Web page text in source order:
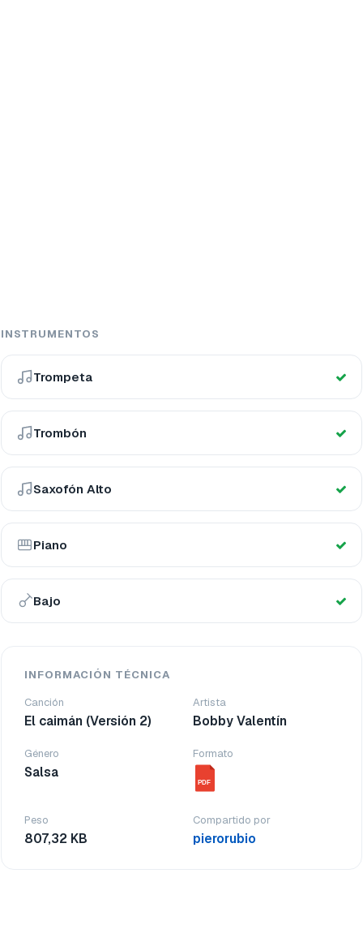
INSTRUMENTOS
Trompeta
Trombón
Saxofón Alto
Piano
Bajo
INFORMACIÓN TÉCNICA
Canción
El caimán (Versión 2)
Artista
Bobby Valentín
Género
Salsa
Formato
PDF
Peso
807,32 KB
Compartido por
pierorubio